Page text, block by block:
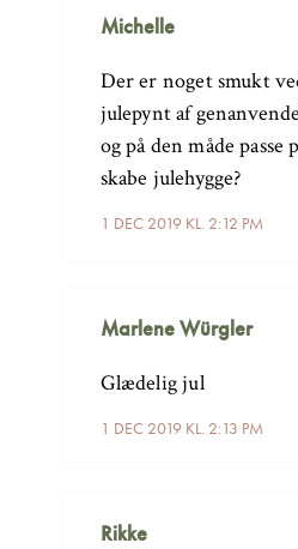
Michelle
1 DEC 2019 KL. 2:12 PM
Der er noget smukt
julepynt af
og på den måde passe
skabe julehygge?
Marlene Würgler
1 DEC 2019 KL. 2:13 PM
Glædelig jul
Rikke